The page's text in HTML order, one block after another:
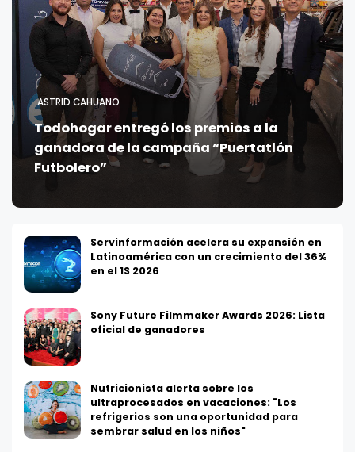
ASTRID CAHUANO
Todohogar entregó los premios a la
ganadora de la campaña “Puertatlón
Futbolero”
Servinformación acelera su expansión en
Latinoamérica con un crecimiento del 36%
en el 1S 2026
Sony Future Filmmaker Awards 2026: Lista
oficial de ganadores
Nutricionista alerta sobre los
ultraprocesados en vacaciones: "Los
refrigerios son una oportunidad para
sembrar salud en los niños"